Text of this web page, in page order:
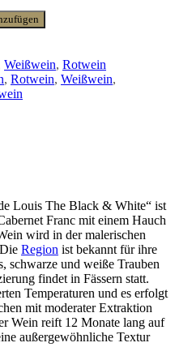
Weißwein, Rotwein
, Rotwein, Weißwein,
Louis The Black & White“ ist
Franc mit einem Hauch
wird in der malerischen
Region ist bekannt für ihre
schwarze und weiße Trauben
findet in Fässern statt.
Temperaturen und es erfolgt
mit moderater Extraktion
Wein reift 12 Monate lang auf
außergewöhnliche Textur